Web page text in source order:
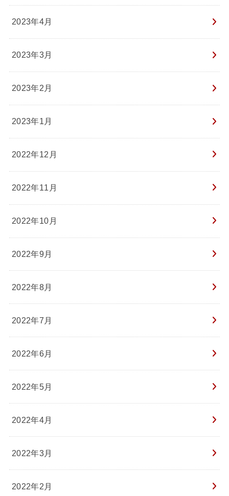
2023年4月
2023年3月
2023年2月
2023年1月
2022年12月
2022年11月
2022年10月
2022年9月
2022年8月
2022年7月
2022年6月
2022年5月
2022年4月
2022年3月
2022年2月